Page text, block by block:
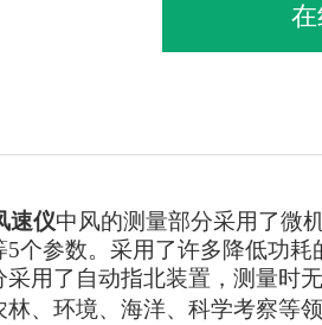
速仪中风的测量部分采用了微
5个参数。采用了许多降低功
用了自动指北装置，测量时
、环境、海洋、科学考察等